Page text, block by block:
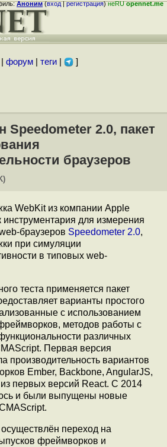
Аноним(вход|регистрация)неRUopennet.me
форум| теги| ]
Speedometer 2.0, пакет
браузеров
WebKit из компании Apple
инструментария для измерения
браузеров Speedometer 2.0,
при симуляции
в типовых web-
теста применяется пакет
варианты простого
с использованием
методов работы с
различных
Первая версия
производительность вариантов
Ember, Backbone, AngularJS,
первых версий React. C 2014
и были выпущены новые
переход на
фреймворков и